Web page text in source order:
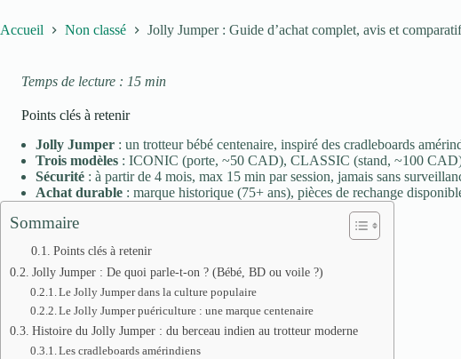
Accueil Non classé Jolly Jumper : Guide d’achat complet, avis et
Temps de lecture : 15 min
Points clés à retenir
Jolly Jumper : un trotteur bébé centenaire, inspiré des cradleboards
Trois modèles : ICONIC (porte, ~50 CAD), CLASSIC (stand, ~100
Sécurité : à partir de 4 mois, max 15 min par session, jamais sans
Achat durable : marque historique (75+ ans), pièces de rechange
Sommaire
Points clés à retenir
Jolly Jumper : De quoi parle-t-on ? (Bébé, BD ou voile ?)
Le Jolly Jumper dans la culture populaire
Le Jolly Jumper puériculture : une marque centenaire
Histoire du Jolly Jumper : du berceau indien au trotteur moderne
Les cradleboards amérindiens